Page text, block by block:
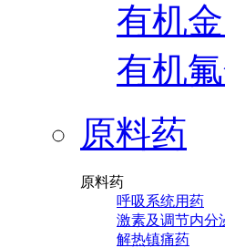
有机
有机
原料药
原料药
呼吸系统用药
激素及调节内分
解热镇痛药